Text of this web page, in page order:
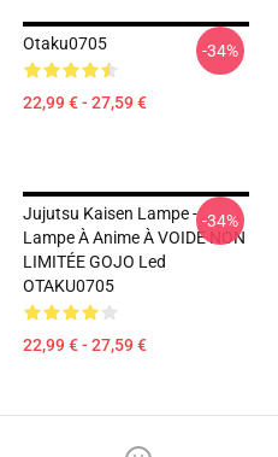
Otaku0705
22,99 € - 27,59 €
-34%
Jujutsu Kaisen Lampe -
Lampe À Anime À VOIDE NON
LIMITÉE GOJO Led
OTAKU0705
22,99 € - 27,59 €
-34%